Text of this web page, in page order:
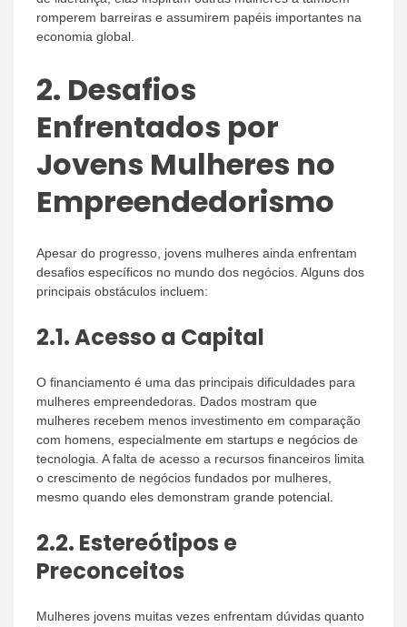
romperem barreiras e assumirem papéis importantes na
economia global.
2. Desafios
Enfrentados por
Jovens Mulheres no
Empreendedorismo
Apesar do progresso, jovens mulheres ainda enfrentam
desafios específicos no mundo dos negócios. Alguns dos
principais obstáculos incluem:
2.1.Acesso a Capital
O financiamento é uma das principais dificuldades para
mulheres empreendedoras. Dados mostram que
mulheres recebem menos investimento em comparação
com homens, especialmente em startups e negócios de
tecnologia. A falta de acesso a recursos financeiros limita
o crescimento de negócios fundados por mulheres,
mesmo quando eles demonstram grande potencial.
2.2. Estereótipos e
Preconceitos
Mulheres jovens muitas vezes enfrentam dúvidas quanto